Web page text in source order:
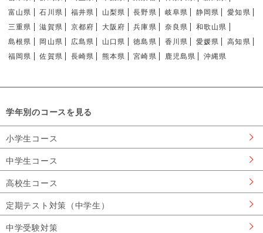
富山県
石川県 福井県 山梨県 長野県 岐阜県 静岡県
愛知県
三重県
滋賀県 京都府 大阪府 兵庫県 奈良県
和歌山県
島根県
岡山県 広島県 山口県 徳島県 香川県 愛媛県
高知県
福岡県
佐賀県 長崎県 熊本県 宮崎県 鹿児島県 沖縄県
学年別のコースを見る
小学生コース
中学生コース
高校生コース
定期テスト対策（中学生）
中学受験対策